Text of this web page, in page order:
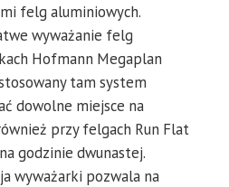
felg aluminiowych.
wyważanie felg
Hofmann Megaplan
tam system
dowolne miejsce na
przy felgach Run Flat
godzinie dwunastej.
wyważarki pozwala na